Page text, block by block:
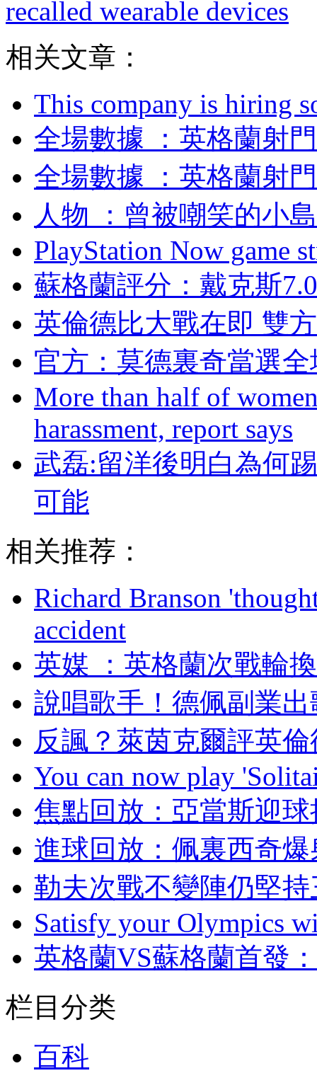
recalled wearable devices
相关文章：
This company is hiring
全場數據  ：英格蘭射
全場數據  ：英格蘭射
人物 ：曾被嘲笑的
PlayStation Now game
蘇格蘭評分 ：戴克
英倫德比大戰在即 雙
官方：莫德裏奇當
More than half of
harassment, report says
武磊:留洋後明白為何
可能
相关推荐：
Richard Branson
accident
英媒 ：英格蘭次戰
說唱歌手！德佩副
反諷？萊茵克爾評英倫
You can now play
焦點回放 ：亞當斯
進球回放 ：佩裏西奇
勒夫次戰不變陣仍堅
Satisfy your Olympics
英格蘭VS蘇格蘭首發
栏目分类
百科